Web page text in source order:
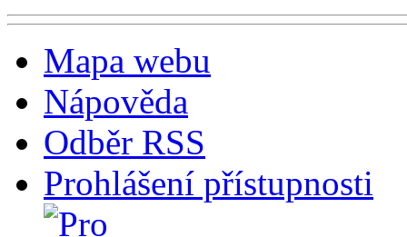
Mapa webu
Nápověda
Odběr RSS
Prohlášení přístupnosti